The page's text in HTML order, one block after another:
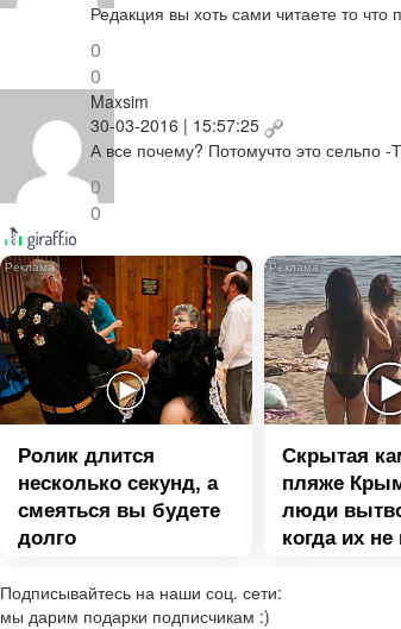
Редакция вы хоть сами читаете то что
0
0
Maxsim
30-03-2016 | 15:57:25
А все почему? Потомучто это сельпо
0
0
i
Ролик длится
несколько секунд, а
смеяться вы будете
долго
Скрытая
пляже
люди
когда их не
Подписывайтесь на наши соц. сети:
мы дарим подарки подписчикам :)